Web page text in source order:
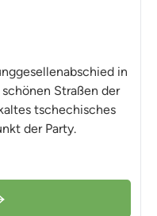
in
Straßen der
tschechisches
der Party.